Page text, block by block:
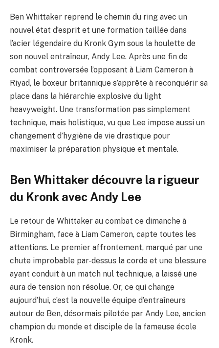
Ben Whittaker reprend le chemin du ring avec un
nouvel état d’esprit et une formation taillée dans
l’acier légendaire du Kronk Gym sous la houlette de
son nouvel entraîneur, Andy Lee. Après une fin de
combat controversée l’opposant à Liam Cameron à
Riyad, le boxeur britannique s’apprête à reconquérir sa
place dans la hiérarchie explosive du light
heavyweight. Une transformation pas simplement
technique, mais holistique, vu que Lee impose aussi un
changement d’hygiène de vie drastique pour
maximiser la préparation physique et mentale.
Ben Whittaker découvre la rigueur
du Kronk avec Andy Lee
Le retour de Whittaker au combat ce dimanche à
Birmingham, face à Liam Cameron, capte toutes les
attentions. Le premier affrontement, marqué par une
chute improbable par-dessus la corde et une blessure
ayant conduit à un match nul technique, a laissé une
aura de tension non résolue. Or, ce qui change
aujourd’hui, c’est la nouvelle équipe d’entraîneurs
autour de Ben, désormais pilotée par Andy Lee, ancien
champion du monde et disciple de la fameuse école
Kronk.